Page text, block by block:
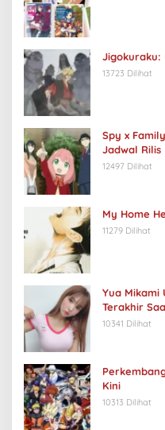
Jigokuraku:
13723 Dilihat
Spy x
Jadwal Rilis
12497 Dilihat
My Home
11279 Dilihat
Yua Mikami
Terakhir
10341 Dilihat
Kini
10313 Dilihat